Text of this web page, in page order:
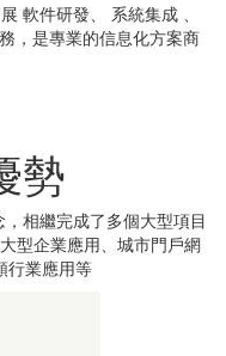
軟件研發、 系統集成 、
，是專業的信息化方案商
勢
相繼完成了多個大型項目
型企業應用、城市門戶網
行業應用等